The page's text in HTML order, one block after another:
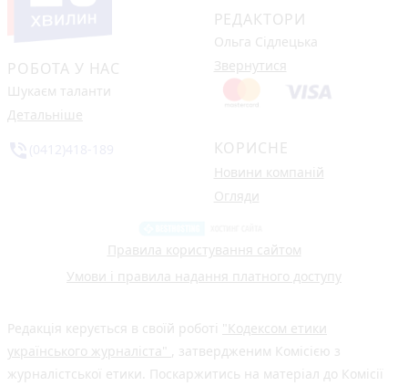
РОБОТА У НАС
Шукаєм таланти
Детальніше
РЕДАКТОРИ
Ольга Сідлецька
Звернутися
КОРИСНЕ
Новини компаній
Огляди
Правила користування сайтом
Умови і правила надання платного доступу
Редакція керується в своїй роботі "Кодексом етики
українського журналіста"
, затвердженим Комісією з
журналістської етики. Поскаржитись на матеріал до Комісії